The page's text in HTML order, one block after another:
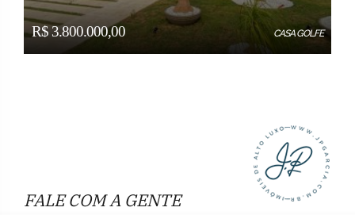
R$ 3.800.000,00 CASA GOLFE
FALE COM A GENTE